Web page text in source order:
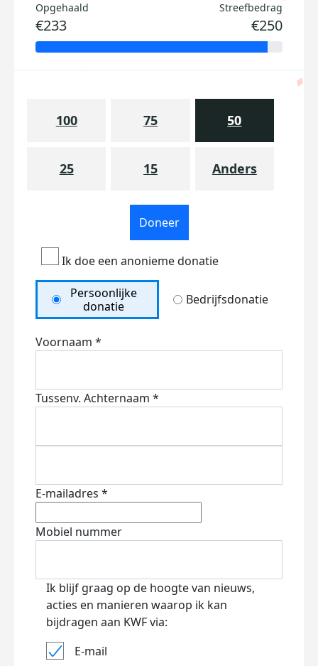
Opgehaald
€233
Streefbedrag
€250
100 75 50
25 15 Anders
Doneer
Ik doe een anonieme donatie
Persoonlijke
donatie
Bedrijfsdonatie
Voornaam *
Tussenv. Achternaam *
E-mailadres *
Mobiel nummer
Ik blijf graag op de hoogte van nieuws,
acties en manieren waarop ik kan
bijdragen aan KWF via:
E-mail